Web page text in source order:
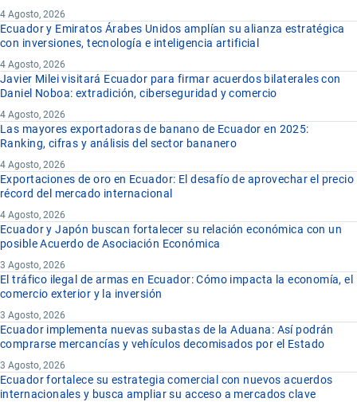
4 Agosto, 2026
Ecuador y Emiratos Árabes Unidos amplían su alianza estratégica
con inversiones, tecnología e inteligencia artificial
4 Agosto, 2026
Javier Milei visitará Ecuador para firmar acuerdos bilaterales con
Daniel Noboa: extradición, ciberseguridad y comercio
4 Agosto, 2026
Las mayores exportadoras de banano de Ecuador en 2025:
Ranking, cifras y análisis del sector bananero
4 Agosto, 2026
Exportaciones de oro en Ecuador: El desafío de aprovechar el precio
récord del mercado internacional
4 Agosto, 2026
Ecuador y Japón buscan fortalecer su relación económica con un
posible Acuerdo de Asociación Económica
3 Agosto, 2026
El tráfico ilegal de armas en Ecuador: Cómo impacta la economía, el
comercio exterior y la inversión
3 Agosto, 2026
Ecuador implementa nuevas subastas de la Aduana: Así podrán
comprarse mercancías y vehículos decomisados por el Estado
3 Agosto, 2026
Ecuador fortalece su estrategia comercial con nuevos acuerdos
internacionales y busca ampliar su acceso a mercados clave